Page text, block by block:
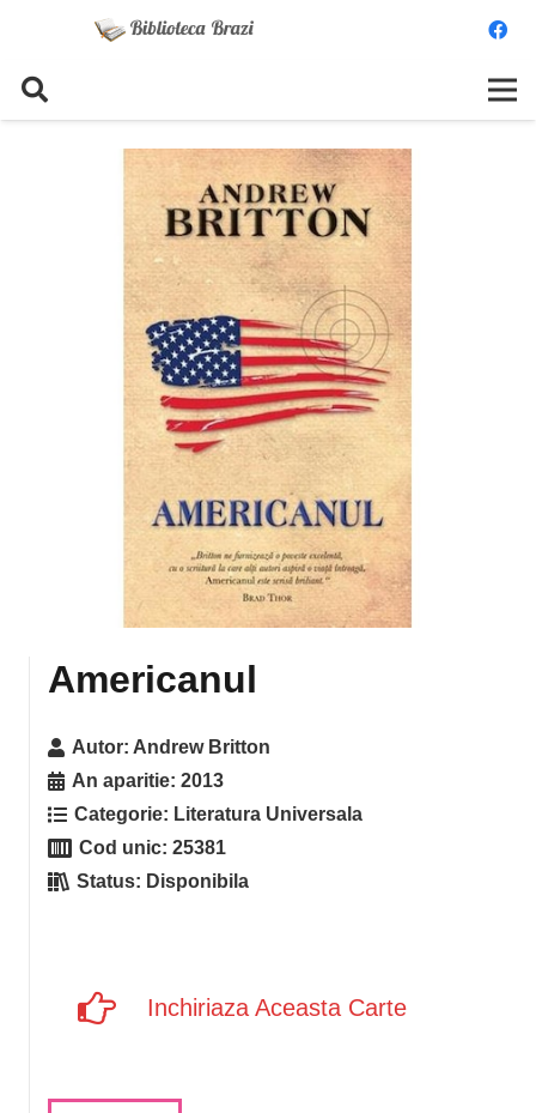
Americanul
Autor: Andrew Britton
An aparitie:2013
Categorie: Literatura Universala
Cod unic:25381
Status: Disponibila
Inchiriaza Aceasta Carte